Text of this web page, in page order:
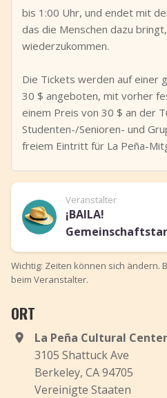
bis 1:00 Uhr, und endet mit
das die Menschen dazu
wiederzukommen.
Die Tickets werden auf einer
30 $ angeboten, mit vorher
einem Preis von 30 $ an der
Studenten-/Senioren- und
freiem Eintritt für La Peña-
Veranstalter
¡BAILA!
Wichtig: Zeiten können sich ändern.
beim Veranstalter.
ORT
La Peña Cultural Center
3105 Shattuck Ave
Berkeley, CA 94705
Vereinigte Staaten